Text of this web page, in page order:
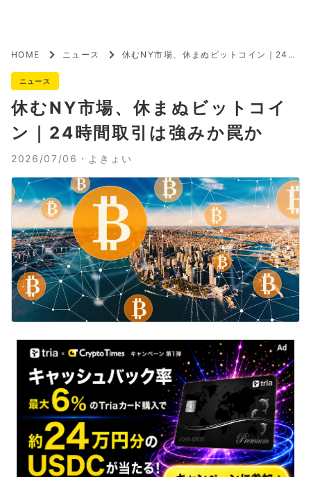
HOME ニュース
休むNY市場、休まぬビットコイン｜24時
ニュース
休むNY市場、休まぬビットコイ
ン｜24時間取引は強みか罠か
2026/07/06・ よきょい